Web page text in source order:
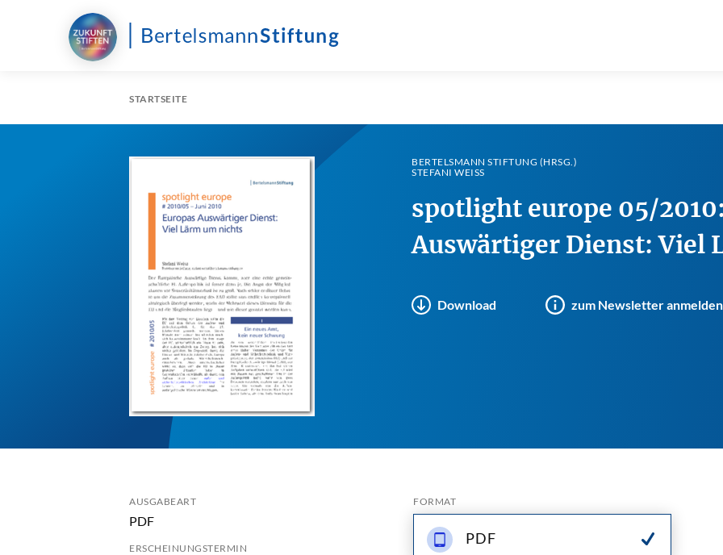
STARTSEITE
BERTELSMANN STIFTUNG (HRSG.)
STEFANI WEISS
spotlight europe 05/
Auswärtiger Dienst: Viel
Download zum Newsletter anmelden
AUSGABEART
PDF
ERSCHEINUNGSTERMIN
FORMAT
PDF